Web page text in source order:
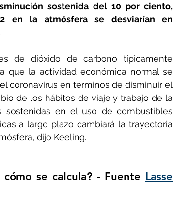
sostenida del 10 por ciento,
en la atmósfera se desviarían en
de dióxido de carbono típicamente
que la actividad económica normal se
coronavirus en términos de disminuir el
de los hábitos de viaje y trabajo de la
en el uso de combustibles
a largo plazo cambiará la trayectoria
dijo Keeling.
se calcula? - Fuente Lasse